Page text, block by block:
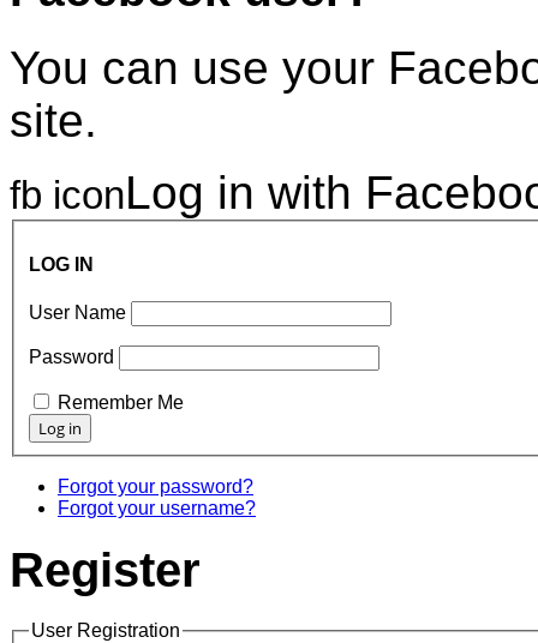
You can use your
site.
fb iconLog in with
LOG IN
User Name
Password
Remember Me
Forgot your password?
Forgot your username?
Register
User Registration